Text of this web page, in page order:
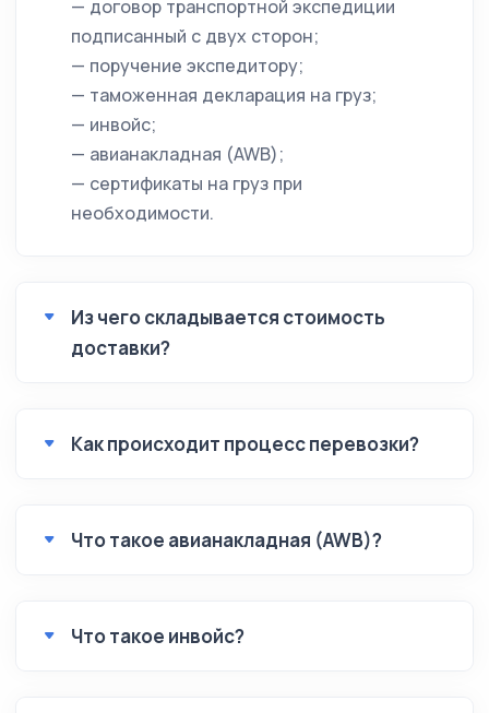
— договор транспортной экспедиции
подписанный с двух сторон;
— поручение экспедитору;
— таможенная декларация на груз;
— инвойс;
— авианакладная (AWB);
— сертификаты на груз при
необходимости.
Из чего складывается стоимость
доставки?
Как происходит процесс перевозки?
Что такое авианакладная (AWB)?
Что такое инвойс?